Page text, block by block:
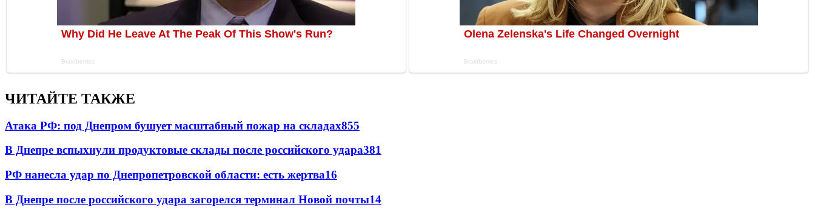
ЧИТАЙТЕ ТАКЖЕ
Атака РФ: под Днепром бушует масштабный пожар на складах855
В Днепре вспыхнули продуктовые склады после российского удара381
РФ нанесла удар по Днепропетровской области: есть жертва16
В Днепре после российского удара загорелся терминал Новой почты14